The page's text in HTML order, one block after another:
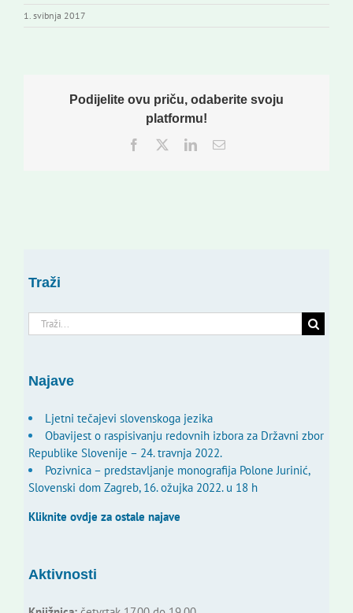
1. svibnja 2017
Podijelite ovu priču, odaberite svoju
platformu!
Facebook
TwitterLinkedInEmail:
Traži
Traži...
Najave
Ljetni tečajevi slovenskoga jezika
Obavijest o raspisivanju redovnih izbora za Državni zbor
Republike Slovenije – 24. travnja 2022.
Pozivnica – predstavljanje monografija Polone Jurinić,
Slovenski dom Zagreb, 16. ožujka 2022. u 18 h
Kliknite ovdje za ostale najave
Aktivnosti